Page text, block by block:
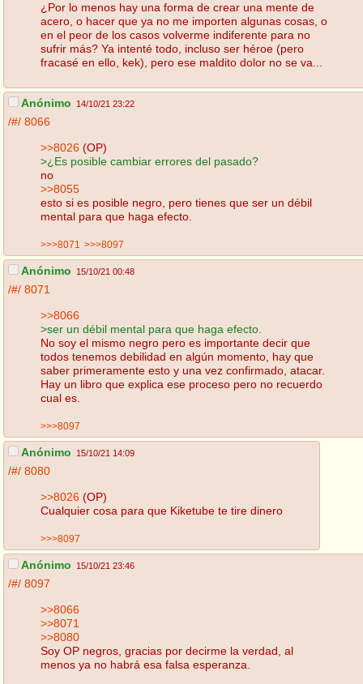
¿Por lo menos hay una forma de crear una mente de
acero, o hacer que ya no me importen algunas cosas, o
en el peor de los casos volverme indiferente para no
sufrir más? Ya intenté todo, incluso ser héroe (pero
fracasé en ello, kek), pero ese maldito dolor no se va...
Anónimo 14/10/21 23:22
/#/ 8066
>>8026 (OP)
>¿Es posible cambiar errores del pasado?
no
>>8055
esto si es posible negro, pero tienes que ser un débil
mental para que haga efecto.
>>>8071 >>>8097
Anónimo 15/10/21 00:48
/#/ 8071
>>8066
>ser un débil mental para que haga efecto.
No soy el mismo negro pero es importante decir que
todos tenemos debilidad en algún momento, hay que
saber primeramente esto y una vez confirmado, atacar.
Hay un libro que explica ese proceso pero no recuerdo
cual es.
>>>8097
Anónimo 15/10/21 14:09
/#/ 8080
>>8026 (OP)
Cualquier cosa para que Kiketube te tire dinero
>>>8097
Anónimo 15/10/21 23:46
/#/ 8097
>>8066
>>8071
>>8080
Soy OP negros, gracias por decirme la verdad, al
menos ya no habrá esa falsa esperanza.